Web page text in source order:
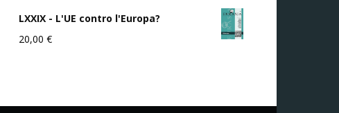
LXXIX - L'UE contro l'Europa?
20,00 €